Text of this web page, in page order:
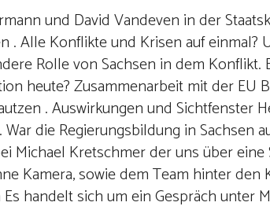
und David Vandeven in der
Alle Konflikte und Krisen auf einmal?
Rolle von Sachsen in dem
heute? Zusammenarbeit mit der EU
. Auswirkungen und Sichtfenster
die Regierungsbildung in Sachsen
Michael Kretschmer der uns über
Kamera, sowie dem Team hinter
handelt sich um ein Gespräch unter